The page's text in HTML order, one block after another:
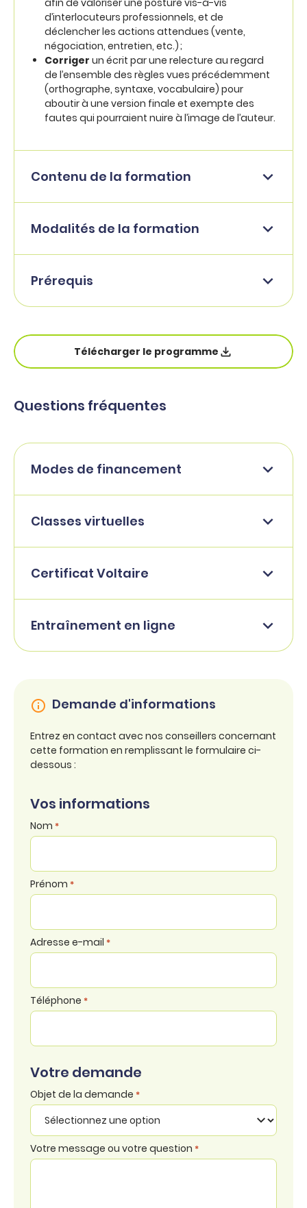
afin de valoriser une posture vis-à-vis
d’interlocuteurs professionnels, et de
déclencher les actions attendues (vente,
négociation, entretien, etc.) ;
Corriger un écrit par une relecture au regard
de l’ensemble des règles vues précédemment
(orthographe, syntaxe, vocabulaire) pour
aboutir à une version finale et exempte des
fautes qui pourraient nuire à l’image de l’auteur.
Contenu de la formation
Modalités de la formation
Prérequis
Télécharger le programme
Questions fréquentes
Modes de financement
Classes virtuelles
Certificat Voltaire
Entraînement en ligne
Demande d'informations
Entrez en contact avec nos conseillers concernant
cette formation en remplissant le formulaire ci-
dessous :
Vos informations
Nom *
Prénom *
Adresse e-mail *
Téléphone *
Votre demande
Objet de la demande *
Votre message ou votre question *